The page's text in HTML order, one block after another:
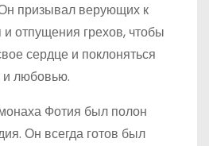
призывал верующих к
отпущения грехов, чтобы
сердце и поклоняться
и любовью.
Фотия был полон
Он всегда готов был